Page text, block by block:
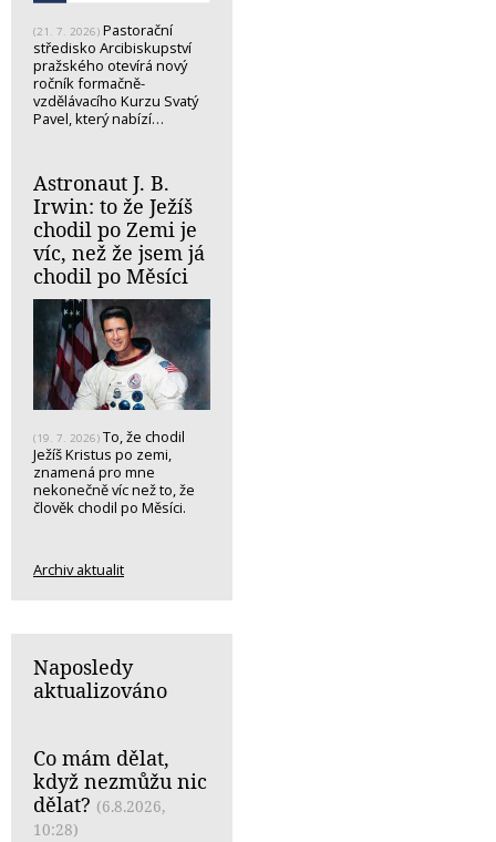
(21. 7. 2026) Pastorační
středisko Arcibiskupství
pražského otevírá nový
ročník formačně-
vzdělávacího Kurzu Svatý
Pavel, který nabízí…
Astronaut J. B.
Irwin: to že Ježíš
chodil po Zemi je
víc, než že jsem já
chodil po Měsíci
(19. 7. 2026) To, že chodil
Ježíš Kristus po zemi,
znamená pro mne
nekonečně víc než to, že
člověk chodil po Měsíci.
Archiv aktualit
Naposledy
aktualizováno
Co mám dělat,
když nezmůžu nic
dělat? (6.8.2026,
10:28)